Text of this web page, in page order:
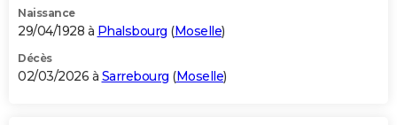
Dictionnaire
Biographies
Citations
Expressions
Proverbes
PROGRAMME TV
S'inscrire
Se connecter
Lycées
Collèges
Primaires
Universités
Entreprises
Service militaire
Avis de recherche
AVIS DE DÉCÈS
Naissance
29/04/1928 à Phalsbourg (Moselle)
Décès
02/03/2026 à Sarrebourg (Moselle)